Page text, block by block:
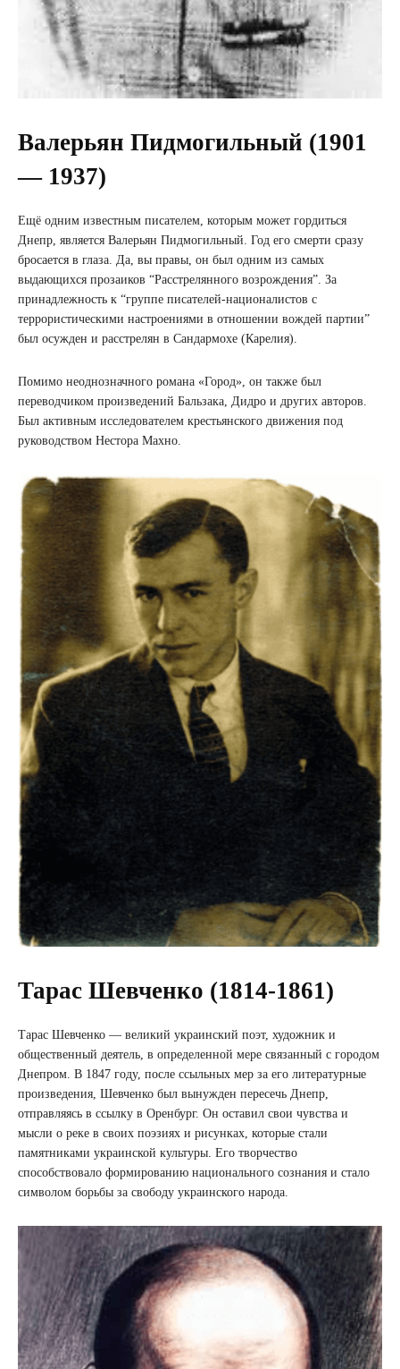
Валерьян Пидмогильный (1901
— 1937)
Ещё одним известным писателем, которым может гордиться
Днепр, является Валерьян Пидмогильный. Год его смерти сразу
бросается в глаза. Да, вы правы, он был одним из самых
выдающихся прозаиков “Расстрелянного возрождения”. За
принадлежность к “группе писателей-националистов с
террористическими настроениями в отношении вождей партии”
был осужден и расстрелян в Сандармохе (Карелия).
Помимо неоднозначного романа «Город», он также был
переводчиком произведений Бальзака, Дидро и других авторов.
Был активным исследователем крестьянского движения под
руководством Нестора Махно.
Тарас Шевченко (1814-1861)
Тарас Шевченко — великий украинский поэт, художник и
общественный деятель, в определенной мере связанный с городом
Днепром. В 1847 году, после ссыльных мер за его литературные
произведения, Шевченко был вынужден пересечь Днепр,
отправляясь в ссылку в Оренбург. Он оставил свои чувства и
мысли о реке в своих поэзиях и рисунках, которые стали
памятниками украинской культуры. Его творчество
способствовало формированию национального сознания и стало
символом борьбы за свободу украинского народа.